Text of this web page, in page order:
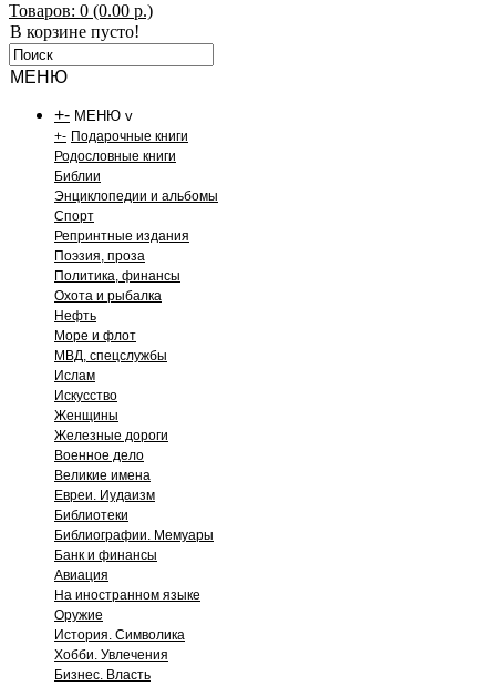
Товаров: 0 (0.00 р.)
В корзине пусто!
МЕНЮ
+- МЕНЮ v
+- Подарочные книги
Родословные книги
Библии
Энциклопедии и альбомы
Спорт
Репринтные издания
Поэзия, проза
Политика, финансы
Охота и рыбалка
Нефть
Море и флот
МВД, спецслужбы
Ислам
Искусство
Женщины
Железные дороги
Военное дело
Великие имена
Евреи. Иудаизм
Библиотеки
Библиографии. Мемуары
Банк и финансы
Авиация
На иностранном языке
Оружие
История. Символика
Хобби. Увлечения
Бизнес. Власть